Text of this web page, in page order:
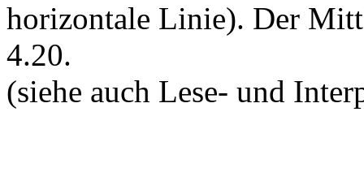
horizontale Linie). Der
4.20.
(siehe auch Lese- und